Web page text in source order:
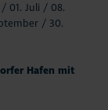
01. Juli / 08.
/ 30.
Hafen mit